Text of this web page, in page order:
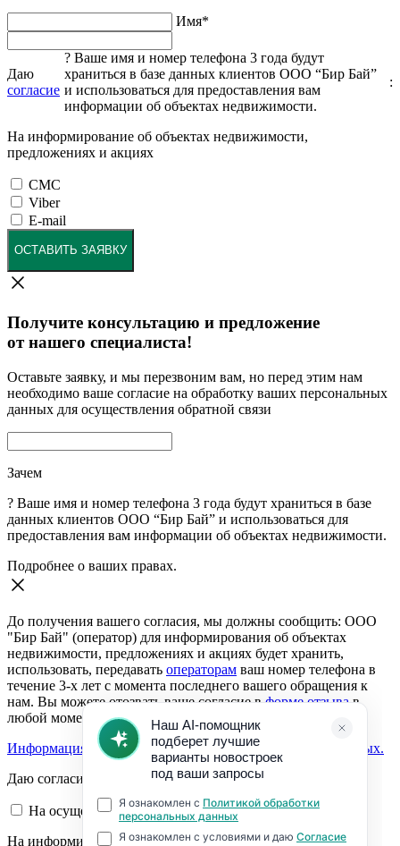
Имя*
Даю
согласие
? Ваше имя и номер телефона 3 года будут
храниться в базе данных клиентов ООО “Бир Бай”
и использоваться для предоставления вам
информации об объектах недвижимости.
:
На информирование об объектах недвижимости,
предложениях и акциях
СМС
Viber
E-mail
ОСТАВИТЬ ЗАЯВКУ
Получите консультацию и предложение
от нашего специалиста!
Оставьте заявку, и мы перезвоним вам, но перед этим нам
необходимо ваше согласие на обработку ваших персональных
данных для осуществления обратной связи
Зачем
? Ваше имя и номер телефона 3 года будут храниться в базе
данных клиентов ООО “Бир Бай” и использоваться для
предоставления вам информации об объектах недвижимости.
Подробнее о ваших правах.
До получения вашего согласия, мы должны сообщить: ООО
"Бир Бай" (оператор) для информирования об объектах
недвижимости, предложениях и акциях будет хранить,
использовать, передавать операторам ваш номер телефона в
течение 3-х лет с момента последнего вашего обращения к
нам. Вы можете отозвать ваше согласие вформе отзывав
любой момент.
Информация о согласии на обработку персональных данных.
Даю согласие:
На осуществление обратной связи
На информирование об объектах недвижимости,